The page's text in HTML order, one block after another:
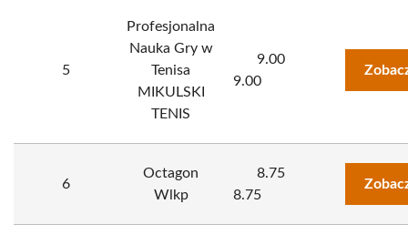
5
Profesjonalna
Nauka Gry w
Tenisa
MIKULSKI
TENIS
9.00
9.00
6
Octagon
Wlkp
8.75
8.75